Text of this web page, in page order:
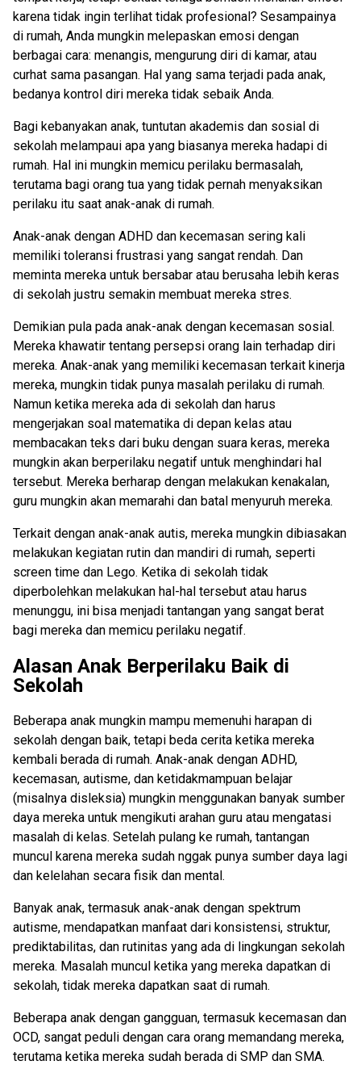
karena tidak ingin terlihat tidak profesional? Sesampainya
di rumah, Anda mungkin melepaskan emosi dengan
berbagai cara: menangis, mengurung diri di kamar, atau
curhat sama pasangan. Hal yang sama terjadi pada anak,
bedanya kontrol diri mereka tidak sebaik Anda.
Bagi kebanyakan anak, tuntutan akademis dan sosial di
sekolah melampaui apa yang biasanya mereka hadapi di
rumah. Hal ini mungkin memicu perilaku bermasalah,
terutama bagi orang tua yang tidak pernah menyaksikan
perilaku itu saat anak-anak di rumah.
Anak-anak dengan ADHD dan kecemasan sering kali
memiliki toleransi frustrasi yang sangat rendah. Dan
meminta mereka untuk bersabar atau berusaha lebih keras
di sekolah justru semakin membuat mereka stres.
Demikian pula pada anak-anak dengan kecemasan sosial.
Mereka khawatir tentang persepsi orang lain terhadap diri
mereka. Anak-anak yang memiliki kecemasan terkait kinerja
mereka, mungkin tidak punya masalah perilaku di rumah.
Namun ketika mereka ada di sekolah dan harus
mengerjakan soal matematika di depan kelas atau
membacakan teks dari buku dengan suara keras, mereka
mungkin akan berperilaku negatif untuk menghindari hal
tersebut. Mereka berharap dengan melakukan kenakalan,
guru mungkin akan memarahi dan batal menyuruh mereka.
Terkait dengan anak-anak autis, mereka mungkin dibiasakan
melakukan kegiatan rutin dan mandiri di rumah, seperti
screen time dan Lego. Ketika di sekolah tidak
diperbolehkan melakukan hal-hal tersebut atau harus
menunggu, ini bisa menjadi tantangan yang sangat berat
bagi mereka dan memicu perilaku negatif.
Alasan Anak Berperilaku Baik di
Sekolah
Beberapa anak mungkin mampu memenuhi harapan di
sekolah dengan baik, tetapi beda cerita ketika mereka
kembali berada di rumah. Anak-anak dengan ADHD,
kecemasan, autisme, dan ketidakmampuan belajar
(misalnya disleksia) mungkin menggunakan banyak sumber
daya mereka untuk mengikuti arahan guru atau mengatasi
masalah di kelas. Setelah pulang ke rumah, tantangan
muncul karena mereka sudah nggak punya sumber daya lagi
dan kelelahan secara fisik dan mental.
Banyak anak, termasuk anak-anak dengan spektrum
autisme, mendapatkan manfaat dari konsistensi, struktur,
prediktabilitas, dan rutinitas yang ada di lingkungan sekolah
mereka. Masalah muncul ketika yang mereka dapatkan di
sekolah, tidak mereka dapatkan saat di rumah.
Beberapa anak dengan gangguan, termasuk kecemasan dan
OCD, sangat peduli dengan cara orang memandang mereka,
terutama ketika mereka sudah berada di SMP dan SMA.